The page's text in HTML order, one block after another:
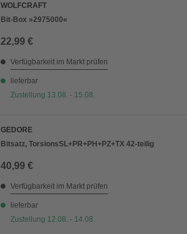
WOLFCRAFT
Bit-Box »2975000«
22,99 €
Verfügbarkeit im Markt prüfen
lieferbar
Zustellung 13.08. - 15.08.
GEDORE
Bitsatz, TorsionsSL+PR+PH+PZ+TX 42-teilig
40,99 €
Verfügbarkeit im Markt prüfen
lieferbar
Zustellung 12.08. - 14.08.